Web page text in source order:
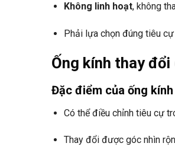
Không linh hoạt, không
Phải lựa chọn đúng tiêu
Ống kính thay
Đặc điểm của ống
Có thể điều chỉnh tiêu cự
Thay đổi được góc nhìn